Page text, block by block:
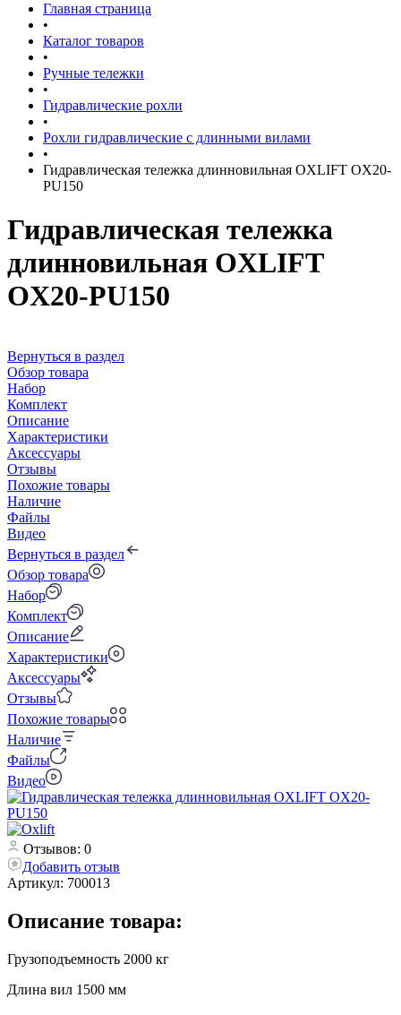
Главная страница
•
Каталог товаров
•
Ручные тележки
•
Гидравлические рохли
•
Рохли гидравлические с длинными вилами
•
Гидравлическая тележка длинновильная OXLIFT OX20-
PU150
Гидравлическая тележка
длинновильная OXLIFT
OX20-PU150
Вернуться в раздел
Обзор товара
Набор
Комплект
Описание
Характеристики
Аксессуары
Отзывы
Похожие товары
Наличие
Файлы
Видео
Вернуться в раздел
Обзор товара
Набор
Комплект
Описание
Характеристики
Аксессуары
Отзывы
Похожие товары
Наличие
Файлы
Видео
Отзывов: 0
Добавить отзыв
Артикул: 700013
Описание товара:
Грузоподъемность 2000 кг
Длина вил 1500 мм